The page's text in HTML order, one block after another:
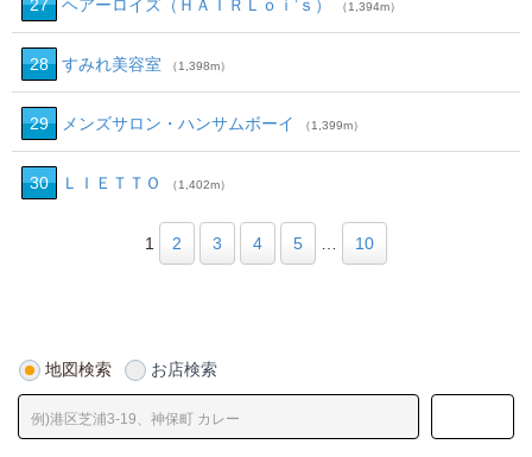
27 ヘアーロイズ（ＨＡＩＲＬｏｉ’ｓ） （1,394m）
28 すみれ美容室 （1,398m）
29 メンズサロン・ハンサムボーイ （1,399m）
30 ＬＩＥＴＴＯ （1,402m）
1 2 3 4 5 10
地図検索 お店検索